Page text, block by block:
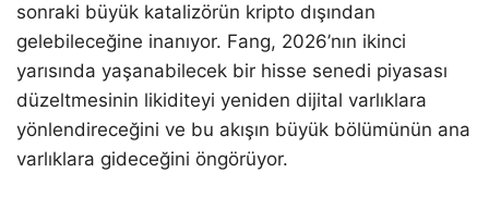
sonraki büyük katalizörün kripto dışından
gelebileceğine inanıyor. Fang, 2026’nın ikinci
yarısında yaşanabilecek bir hisse senedi piyasası
düzeltmesinin likiditeyi yeniden dijital varlıklara
yönlendireceğini ve bu akışın büyük bölümünün ana
varlıklara gideceğini öngörüyor.